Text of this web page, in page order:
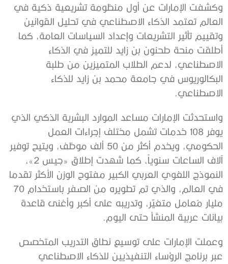
وكشفت الإمارات عن أول منظومة تشريعية ذكية في
العالم تعتمد الذكاء الاصطناعي في تحليل القوانين
وتقييم تأثير التشريعات وإعداد السياسات العامة، كما
أطلقت منحة طحنون بن زايد للتميز في الذكاء
الاصطناعي، لدعم الطلاب المتميزين من طلبة
البكالوريوس في جامعة محمد بن زايد للذكاء
الاصطناعي.
واستحدثت الإمارات مساعد الموارد البشرية الذكي الذي
يوفر 108 خدمات تشمل مختلف إجراءات العمل
الحكومي، ويخدم أكثر من 50 ألف موظف، ويتيح توفير
آلاف الساعات سنوياً، كما شهدت إطلاق «جيس 2»،
النموذج اللغوي العربي الكبير مفتوح الوزن الأكثر تقدما
في العالم، والذي تم تطويره من الصفر باستخدام 70
مليار مُعامل متغيّر، وتدريبه على أكبر وأغنى قاعدة
بيانات عربية المنشأ حتى اليوم.
وعملت الإمارات على توسيع نطاق التدريب المتخصص
عبر برنامج الرؤساء التنفيذيين للذكاء الاصطناعي